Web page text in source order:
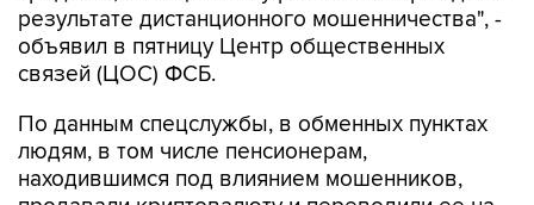
результате дистанционного мошенничества", -
объявил в пятницу Центр общественных
связей (ЦОС) ФСБ.
По данным спецслужбы, в обменных пунктах
людям, в том числе пенсионерам,
находившимся под влиянием мошенников,